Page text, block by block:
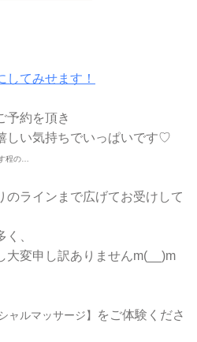
してみせます！
予約を頂き
しい気持ちでいっぱいです♡
程の…
のラインまで広げてお受けして
、
大変申し訳ありませんm(__)m
ャルマッサージ】
をご体験くださ